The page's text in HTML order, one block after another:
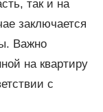
так и на
заключается
Важно
на квартиру
с